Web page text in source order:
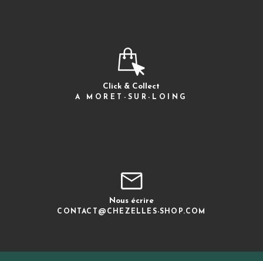
Click & Collect
A MORET-SUR-LOING
Nous écrire
CONTACT@CHEZELLES-SHOP.COM